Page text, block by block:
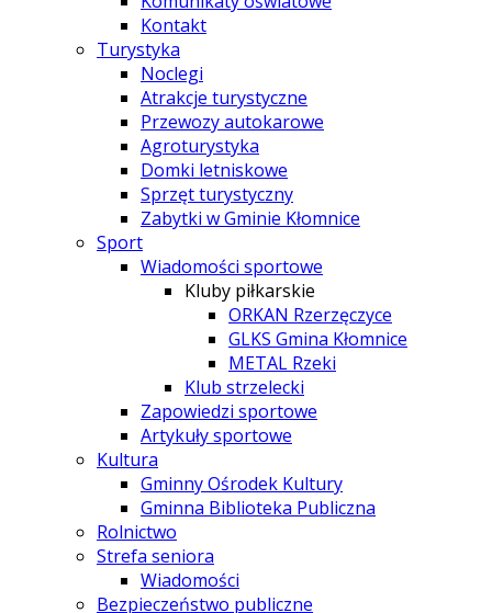
Kontakt
Turystyka
Noclegi
Atrakcje turystyczne
Przewozy autokarowe
Agroturystyka
Domki letniskowe
Sprzęt turystyczny
Zabytki w Gminie Kłomnice
Sport
Wiadomości sportowe
Kluby piłkarskie
ORKAN Rzerzęczyce
GLKS Gmina Kłomnice
METAL Rzeki
Klub strzelecki
Zapowiedzi sportowe
Artykuły sportowe
Kultura
Gminny Ośrodek Kultury
Gminna Biblioteka Publiczna
Rolnictwo
Strefa seniora
Wiadomości
Bezpieczeństwo publiczne